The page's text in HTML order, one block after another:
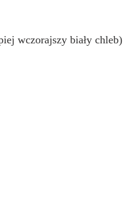
wczorajszy biały chleb)